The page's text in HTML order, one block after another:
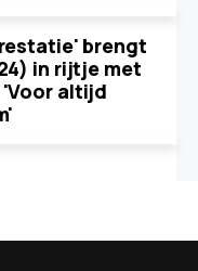
brengt
in rijtje met
altijd